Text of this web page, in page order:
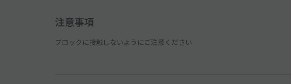
注意事項
ブロックに接触しないようにご注意ください